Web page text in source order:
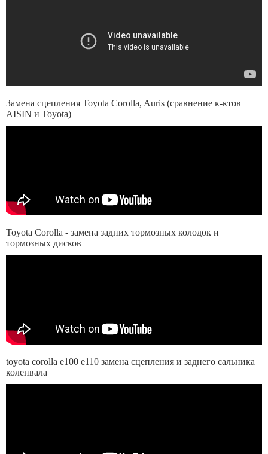
Замена сцепления Toyota Corolla, Auris (сравнение к-ктов
AISIN и Toyota)
Toyota Corolla - замена задних тормозных колодок и
тормозных дисков
toyota corolla e100 e110 замена сцепления и заднего сальника
коленвала